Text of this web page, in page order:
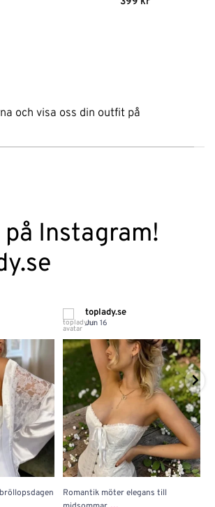
och visa oss din outfit på
på Instagram!
toplady.se
Jun 16
Romantik möter elegans till